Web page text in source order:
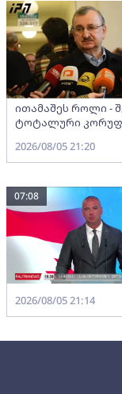
ითამაშეს როლი -
ტოტალური
2026/08/05 21:20
07:08
2026/08/05 21:14